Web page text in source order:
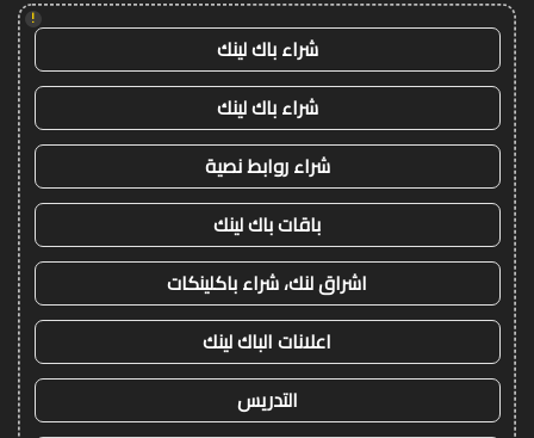
!
شراء باك لينك
شراء باك لينك
شراء روابط نصية
باقات باك لينك
اشراق لنك، شراء باكلينكات
اعلانات الباك لينك
التدريس